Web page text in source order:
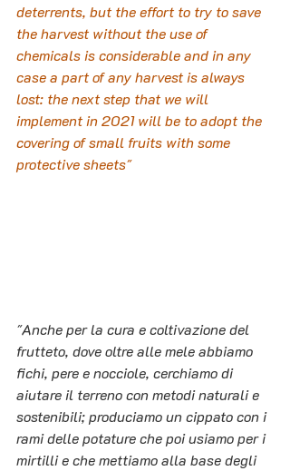
deterrents, but the effort to try to save
the harvest without the use of
chemicals is considerable and in any
case a part of any harvest is always
lost: the next step that we will
implement in 2021 will be to adopt the
covering of small fruits with some
protective sheets"
"Anche per la cura e coltivazione del
frutteto, dove oltre alle mele abbiamo
fichi, pere e nocciole, cerchiamo di
aiutare il terreno con metodi naturali e
sostenibili; produciamo un cippato con i
rami delle potature che poi usiamo per i
mirtilli e che mettiamo alla base degli